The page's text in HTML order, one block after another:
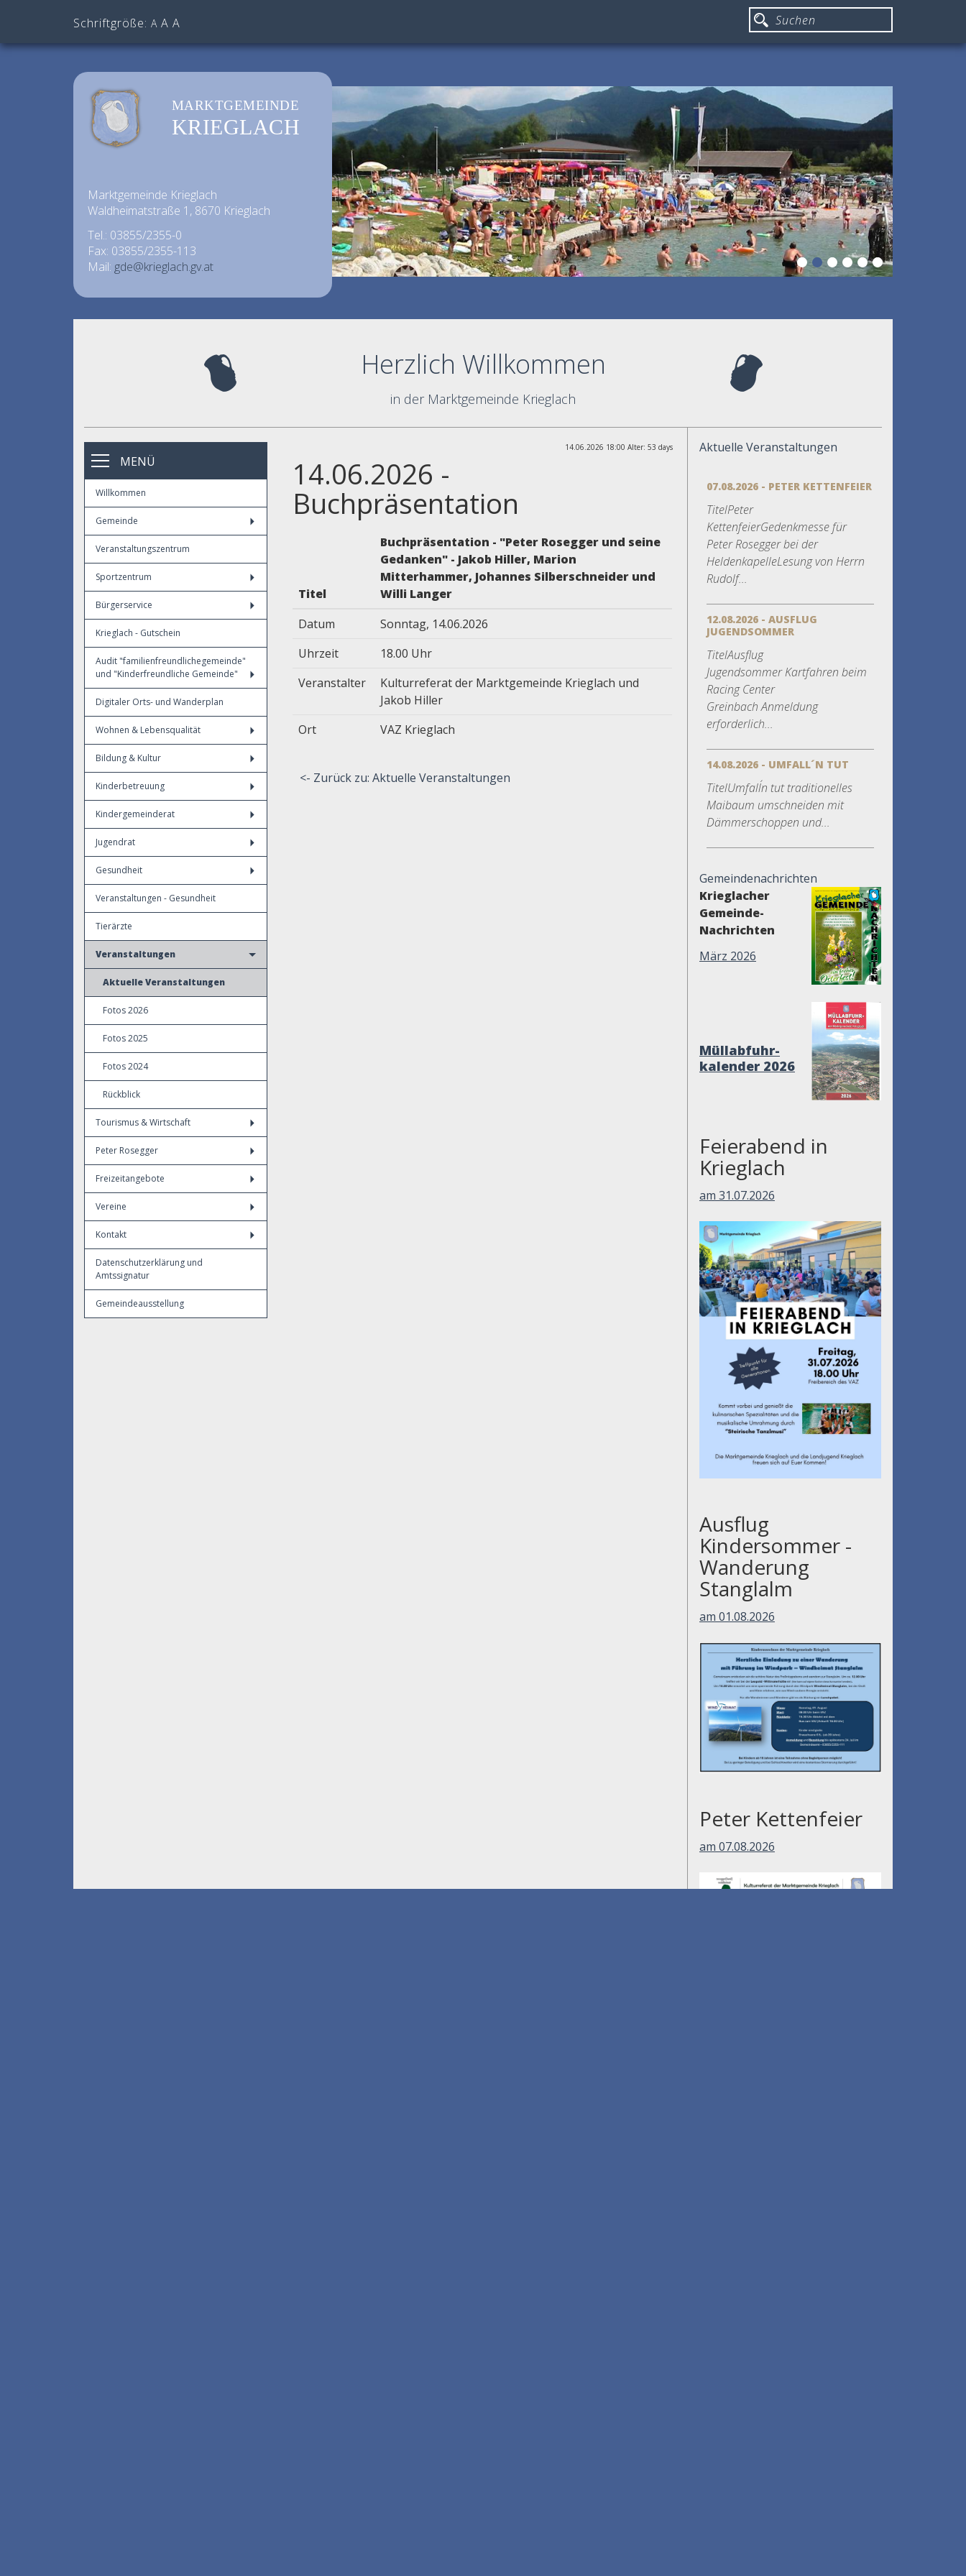
Schriftgröße: A A A
MARKTGEMEINDE
KRIEGLACH
Marktgemeinde Krieglach
Waldheimatstraße 1, 8670 Krieglach
Tel.: 03855/2355-0
Fax: 03855/2355-113
Mail: gde@krieglach.gv.at
Herzlich Willkommen
in der Marktgemeinde Krieglach
MENÜ
Willkommen
Gemeinde
Veranstaltungszentrum
Sportzentrum
Bürgerservice
Krieglach - Gutschein
Audit "familienfreundlichegemeinde"
und "Kinderfreundliche Gemeinde"
Digitaler Orts- und Wanderplan
Wohnen & Lebensqualität
Bildung & Kultur
Kinderbetreuung
Kindergemeinderat
Jugendrat
Gesundheit
Veranstaltungen - Gesundheit
Tierärzte
Veranstaltungen
Aktuelle Veranstaltungen
Fotos 2026
Fotos 2025
Fotos 2024
Rückblick
Tourismus & Wirtschaft
Peter Rosegger
Freizeitangebote
Vereine
Kontakt
Datenschutzerklärung und
Amtssignatur
Gemeindeausstellung
14.06.2026 18:00 Alter: 53 days
14.06.2026 -
Buchpräsentation
Titel
Buchpräsentation - "Peter Rosegger und seine
Gedanken" - Jakob Hiller, Marion
Mitterhammer, Johannes Silberschneider und
Willi Langer
Datum
Sonntag, 14.06.2026
Uhrzeit
18.00 Uhr
Veranstalter
Kulturreferat der Marktgemeinde Krieglach und
Jakob Hiller
Ort
VAZ Krieglach
<- Zurück zu: Aktuelle Veranstaltungen
Aktuelle Veranstaltungen
07.08.2026 - PETER KETTENFEIER
TitelPeter
KettenfeierGedenkmesse für
Peter Rosegger bei der
HeldenkapelleLesung von Herrn
Rudolf...
12.08.2026 - AUSFLUG
JUGENDSOMMER
TitelAusflug
Jugendsommer Kartfahren beim
Racing Center
Greinbach Anmeldung
erforderlich...
14.08.2026 - UMFALL´N TUT
TitelUmfall´n tut traditionelles
Maibaum umschneiden mit
Dämmerschoppen und...
Gemeindenachrichten
Krieglacher
Gemeinde-
Nachrichten
März 2026
Müllabfuhr-
kalender 2026
Feierabend in
Krieglach
am 31.07.2026
Ausflug
Kindersommer -
Wanderung
Stanglalm
am 01.08.2026
Peter Kettenfeier
am 07.08.2026